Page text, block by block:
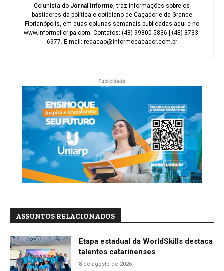
Colunista do Jornal Informe , traz informações sobre os
bastidores da política e cotidiano de Caçador e da Grande
Florianópolis, em duas colunas semanais publicadas aqui e no
www.informefloripa.com. Contatos: (48) 99800-5836 | (48) 3733-
6977. E-mail: redacao@informecacador.com.br
Publicidade
ASSUNTOS RELACIONADOS
Etapa estadual da WorldSkills destaca
talentos catarinenses
8 de agosto de 2026